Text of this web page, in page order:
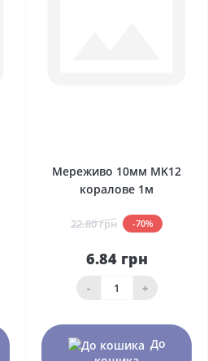
Мереживо 10мм MK12
коралове 1м
22.80 грн -70%
6.84 грн
- +
До